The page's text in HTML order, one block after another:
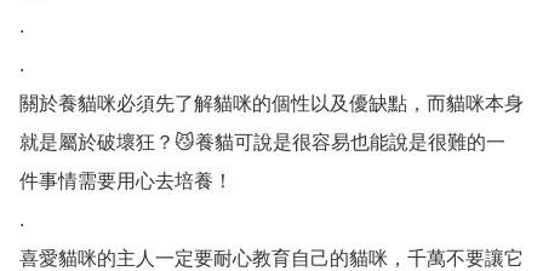
.
.
關於養貓咪必須先了解貓咪的個性以及優缺點，而貓咪本身
就是屬於破壞狂？😼養貓可說是很容易也能說是很難的一
件事情需要用心去培養！
.
喜愛貓咪的主人一定要耐心教育自己的貓咪，千萬不要讓它